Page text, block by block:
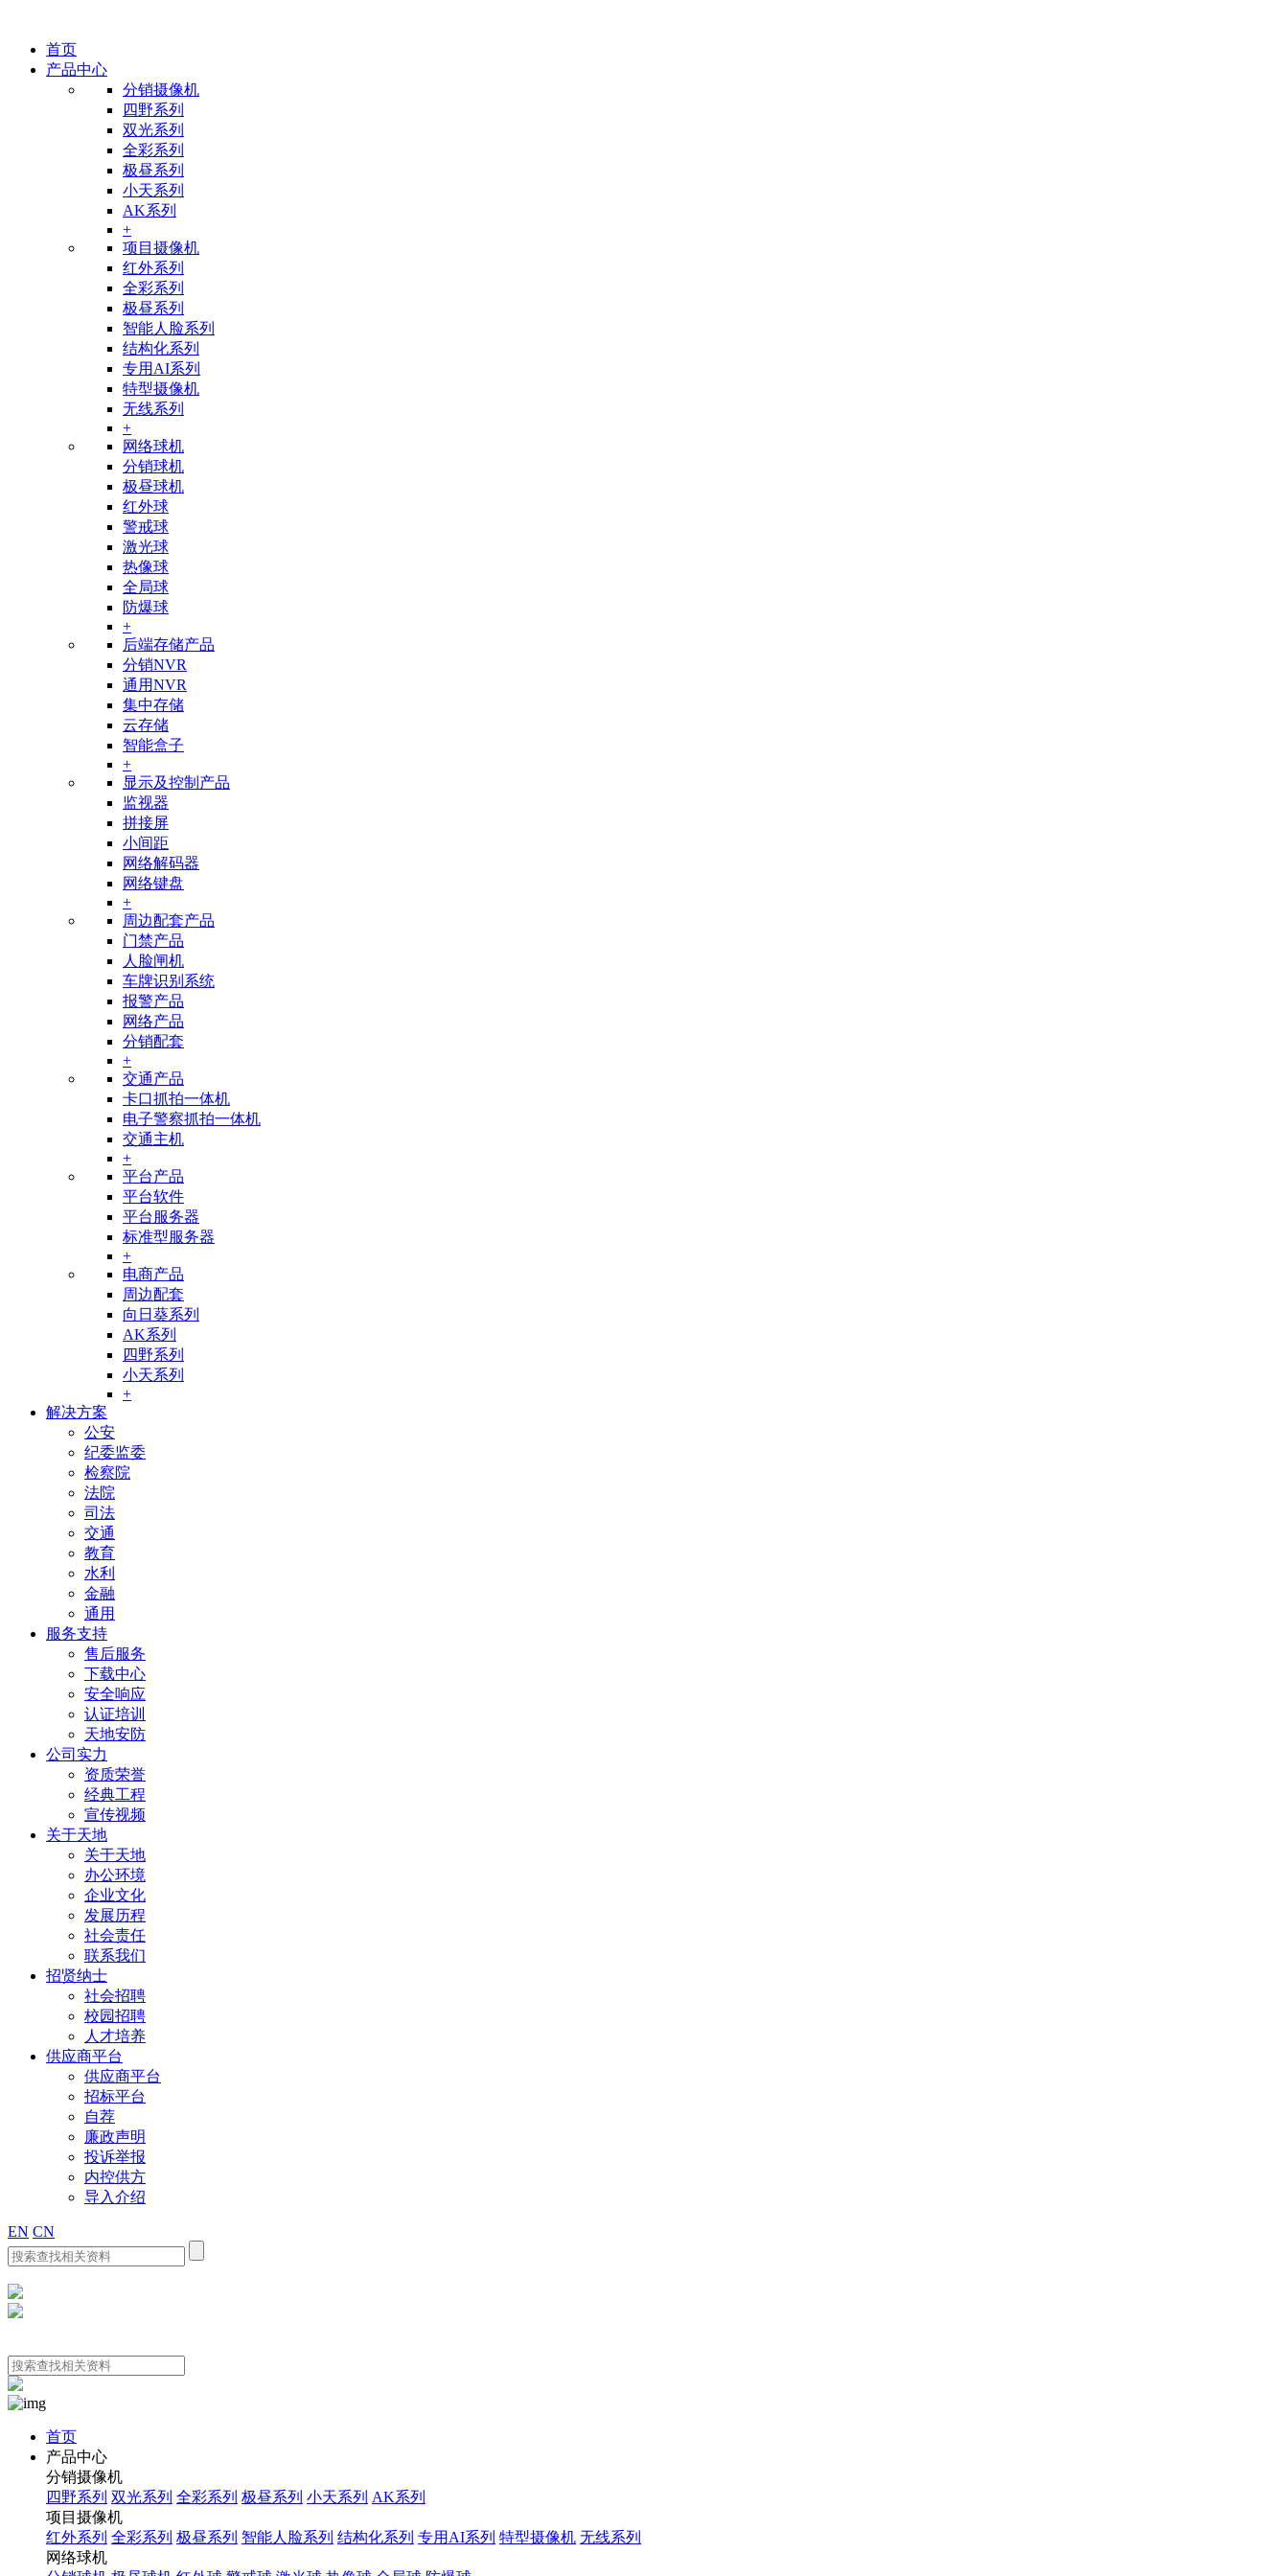
首页
产品中心
分销摄像机
四野系列
双光系列
全彩系列
极昼系列
小天系列
AK系列
+
项目摄像机
红外系列
全彩系列
极昼系列
智能人脸系列
结构化系列
专用AI系列
特型摄像机
无线系列
+
网络球机
分销球机
极昼球机
红外球
警戒球
激光球
热像球
全局球
防爆球
+
后端存储产品
分销NVR
通用NVR
集中存储
云存储
智能盒子
+
显示及控制产品
监视器
拼接屏
小间距
网络解码器
网络键盘
+
周边配套产品
门禁产品
人脸闸机
车牌识别系统
报警产品
网络产品
分销配套
+
交通产品
卡口抓拍一体机
电子警察抓拍一体机
交通主机
+
平台产品
平台软件
平台服务器
标准型服务器
+
电商产品
周边配套
向日葵系列
AK系列
四野系列
小天系列
+
解决方案
公安
纪委监委
检察院
法院
司法
交通
教育
水利
金融
通用
服务支持
售后服务
下载中心
安全响应
认证培训
天地安防
公司实力
资质荣誉
经典工程
宣传视频
关于天地
关于天地
办公环境
企业文化
发展历程
社会责任
联系我们
招贤纳士
社会招聘
校园招聘
人才培养
供应商平台
供应商平台
招标平台
自荐
廉政声明
投诉举报
内控供方
导入介绍
EN CN
首页
产品中心
分销摄像机
四野系列 双光系列 全彩系列 极昼系列 小天系列 AK系列
项目摄像机
红外系列 全彩系列 极昼系列 智能人脸系列 结构化系列 专用AI系列 特型摄像机 无线系列
网络球机